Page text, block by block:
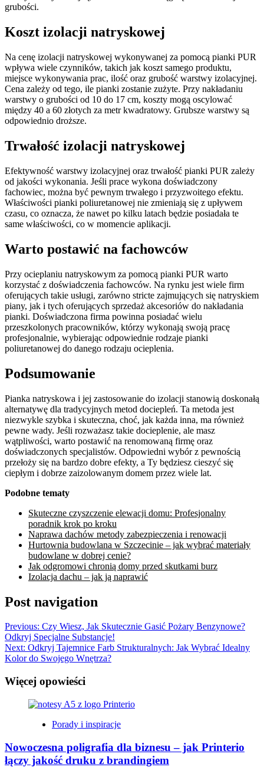
grubości.
Koszt izolacji natryskowej
Na cenę izolacji natryskowej wykonywanej za pomocą pianki PUR
wpływa wiele czynników, takich jak koszt samego produktu,
miejsce wykonywania prac, ilość oraz grubość warstwy izolacyjnej.
Cena zależy od tego, ile pianki zostanie zużyte. Przy nakładaniu
warstwy o grubości od 10 do 17 cm, koszty mogą oscylować
między 40 a 60 złotych za metr kwadratowy. Grubsze warstwy są
odpowiednio droższe.
Trwałość izolacji natryskowej
Efektywność warstwy izolacyjnej oraz trwałość pianki PUR zależy
od jakości wykonania. Jeśli prace wykona doświadczony
fachowiec, można być pewnym trwałego i przyzwoitego efektu.
Właściwości pianki poliuretanowej nie zmieniają się z upływem
czasu, co oznacza, że nawet po kilku latach będzie posiadała te
same właściwości, co w momencie aplikacji.
Warto postawić na fachowców
Przy ocieplaniu natryskowym za pomocą pianki PUR warto
korzystać z doświadczenia fachowców. Na rynku jest wiele firm
oferujących takie usługi, zarówno stricte zajmujących się natryskiem
piany, jak i tych oferujących sprzedaż akcesoriów do nakładania
pianki. Doświadczona firma powinna posiadać wielu
przeszkolonych pracowników, którzy wykonają swoją pracę
profesjonalnie, wybierając odpowiednie rodzaje pianki
poliuretanowej do danego rodzaju ocieplenia.
Podsumowanie
Pianka natryskowa i jej zastosowanie do izolacji stanowią doskonałą
alternatywę dla tradycyjnych metod dociepleń. Ta metoda jest
niezwykle szybka i skuteczna, choć, jak każda inna, ma również
pewne wady. Jeśli rozważasz takie docieplenie, ale masz
wątpliwości, warto postawić na renomowaną firmę oraz
doświadczonych specjalistów. Odpowiedni wybór z pewnością
przełoży się na bardzo dobre efekty, a Ty będziesz cieszyć się
ciepłym i dobrze zaizolowanym domem przez wiele lat.
Podobne tematy
Skuteczne czyszczenie elewacji domu: Profesjonalny
poradnik krok po kroku
Naprawa dachów metody zabezpieczenia i renowacji
Hurtownia budowlana w Szczecinie – jak wybrać materiały
budowlane w dobrej cenie?
Jak odgromowi chronią domy przed skutkami burz
Izolacja dachu – jak ją naprawić
Post navigation
Previous: Czy Wiesz, Jak Skutecznie Gasić Pożary Benzynowe?
Odkryj Specjalne Substancje!
Next: Odkryj Tajemnice Farb Strukturalnych: Jak Wybrać Idealny
Kolor do Swojego Wnętrza?
Więcej opowieści
Porady i inspiracje
Nowoczesna poligrafia dla biznesu – jak Printerio
łączy jakość druku z brandingiem